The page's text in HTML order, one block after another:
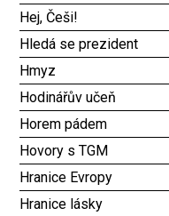
Hej, Češi!
Hledá se prezident
Hmyz
Hodinářův učeň
Horem pádem
Hovory s TGM
Hranice Evropy
Hranice lásky